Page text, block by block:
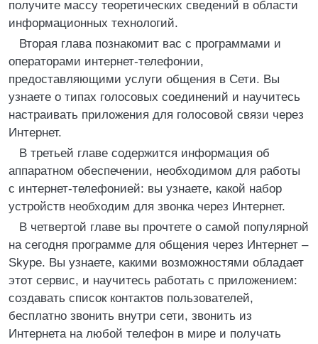
получите массу теоретических сведений в области
информационных технологий.
Вторая глава познакомит вас с программами и
операторами интернет-телефонии,
предоставляющими услуги общения в Сети. Вы
узнаете о типах голосовых соединений и научитесь
настраивать приложения для голосовой связи через
Интернет.
В третьей главе содержится информация об
аппаратном обеспечении, необходимом для работы
с интернет-телефонией: вы узнаете, какой набор
устройств необходим для звонка через Интернет.
В четвертой главе вы прочтете о самой популярной
на сегодня программе для общения через Интернет –
Skype. Вы узнаете, какими возможностями обладает
этот сервис, и научитесь работать с приложением:
создавать список контактов пользователей,
бесплатно звонить внутри сети, звонить из
Интернета на любой телефон в мире и получать